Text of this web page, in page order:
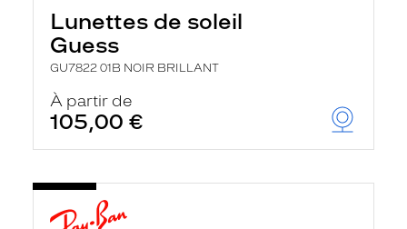
Lunettes de soleil
Guess
GU7822 01B NOIR BRILLANT
À partir de
105,00 €